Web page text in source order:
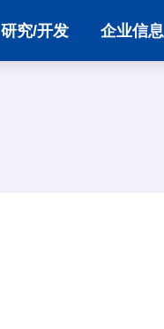
研究/开发 企业信息